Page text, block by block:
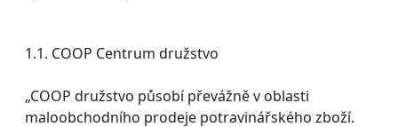
1.1. COOP Centrum družstvo
„COOP družstvo působí převážně v oblasti
maloobchodního prodeje potravinářského zboží.